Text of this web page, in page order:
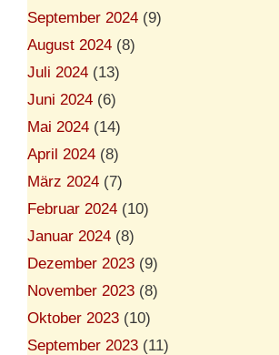
September 2024 (9)
August 2024 (8)
Juli 2024 (13)
Juni 2024 (6)
Mai 2024 (14)
April 2024 (8)
März 2024 (7)
Februar 2024 (10)
Januar 2024 (8)
Dezember 2023 (9)
November 2023 (8)
Oktober 2023 (10)
September 2023 (11)